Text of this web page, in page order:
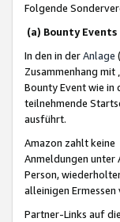
Folgende
(a) Bounty Events
In den in derAnlage („
Zusammenhang mit „
Bounty Event wie in
teilnehmende
ausführt.
Amazon zahlt keine
Anmeldungen unter
Person,
alleinigen
Partner-Links auf